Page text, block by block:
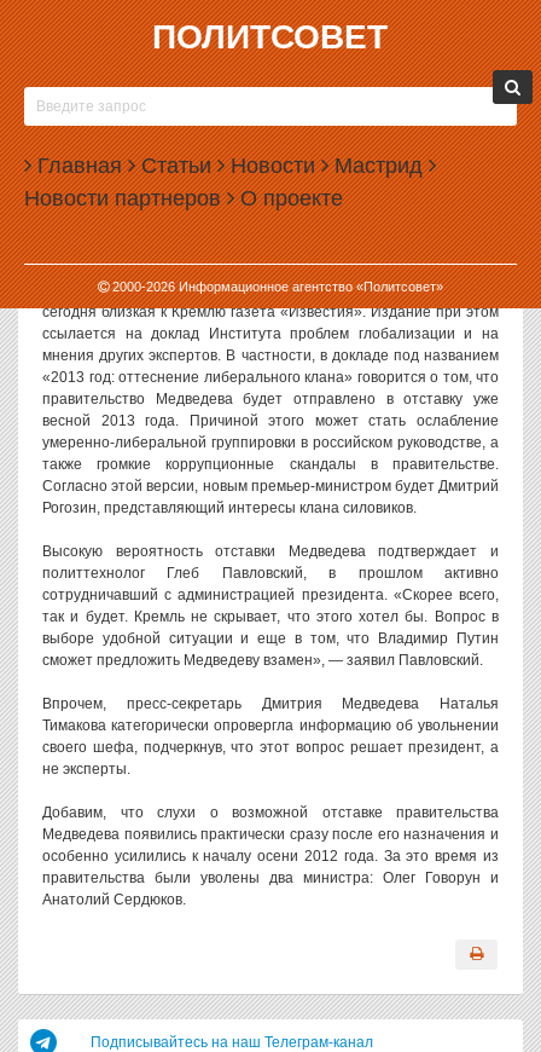
ПОЛИТСОВЕТ
Главная Статьи Новости Мастрид
Новости партнеров О проекте
2000-2026Информационное агентство «Политсовет»
07.12.2012, 09:35
МЕДВЕДЕВУ ОБОЗНАЧИЛИ ПЕРСПЕКТИВУ
ОТСТАВКИ
Экспертное сообщество вновь заговорило о скорой отставке
правительства Дмитрия Медведева. Возможным сменщиком
Медведева на этом посту называют вице-премьера Дмитрия
Рогозина.
О вероятной смене правительства и его председателяпишет
сегодня близкая к Кремлю газета «Известия». Издание при этом
ссылается на доклад Института проблем глобализации и на
мнения других экспертов. В частности, в докладе под названием
«2013 год: оттеснение либерального клана» говорится о том, что
правительство Медведева будет отправлено в отставку уже
весной 2013 года. Причиной этого может стать ослабление
умеренно-либеральной группировки в российском руководстве, а
также громкие коррупционные скандалы в правительстве.
Согласно этой версии, новым премьер-министром будет Дмитрий
Рогозин, представляющий интересы клана силовиков.
Высокую вероятность отставки Медведева подтверждает и
политтехнолог Глеб Павловский, в прошлом активно
сотрудничавший с администрацией президента. «Скорее всего,
так и будет. Кремль не скрывает, что этого хотел бы. Вопрос в
выборе удобной ситуации и еще в том, что Владимир Путин
сможет предложить Медведеву взамен», — заявил Павловский.
Впрочем, пресс-секретарь Дмитрия Медведева Наталья
Тимакова категорически опровергла информацию об увольнении
своего шефа, подчеркнув, что этот вопрос решает президент, а
не эксперты.
Добавим, что слухи о возможной отставке правительства
Медведева появились практически сразу после его назначения и
особенно усилились к началу осени 2012 года. За это время из
правительства были уволены два министра: Олег Говорун и
Анатолий Сердюков.
Подписывайтесь на наш Телеграм-канал